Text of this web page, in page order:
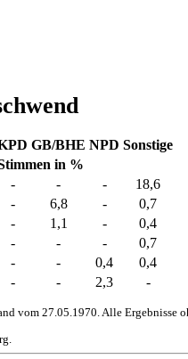
GB/BHE NPD Sonstige
in %
- - -
18,6
- 6,8 -
0,7
- 1,1 -
0,4
- - -
0,7
- - 0,4
0,4
- - 2,3 -
vom 27.05.1970. Alle